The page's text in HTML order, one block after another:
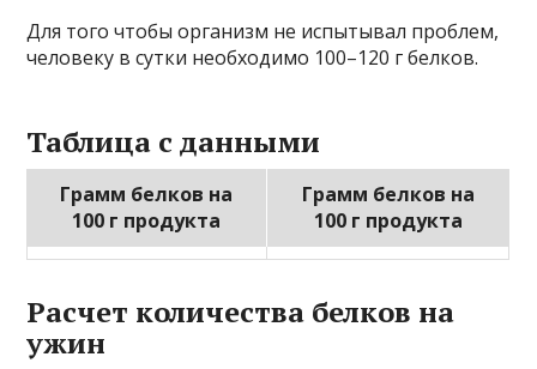
Для того чтобы организм не испытывал проблем,
человеку в сутки необходимо 100–120 г белков.
Таблица с данными
Грамм белков на
100 г продукта
Грамм белков на
100 г продукта
Расчет количества белков на
ужин